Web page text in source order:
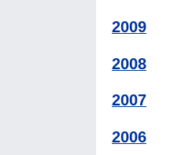
2009
2008
2007
2006